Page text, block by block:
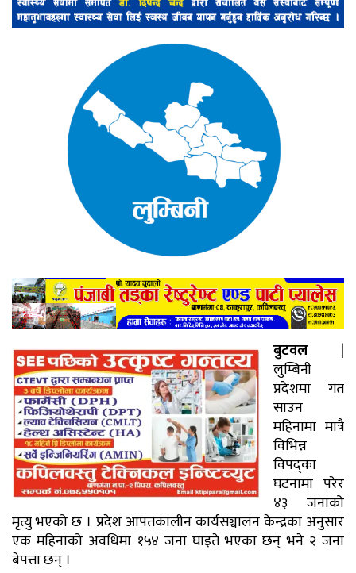
बुटवल |
लुम्बिनी
प्रदेशमा गत
साउन
महिनामा मात्रै
विभिन्न
विपद्का
घटनामा परेर
४३ जनाको
मृत्यु भएको छ । प्रदेश आपतकालीन कार्यसञ्चालन केन्द्रका अनुसार
एक महिनाको अवधिमा १५४ जना घाइते भएका छन् भने २ जना
बेपत्ता छन् ।